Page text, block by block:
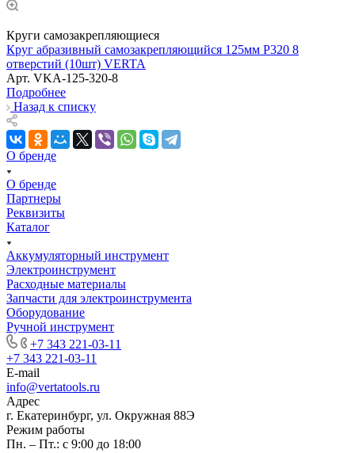
Круги самозакрепляющиеся
Круг абразивный самозакрепляющийся 125мм Р320 8
отверстий (10шт) VERTA
Арт. VKA-125-320-8
Подробнее
Назад к списку
О бренде
О бренде
Партнеры
Реквизиты
Каталог
Аккумуляторный инструмент
Электроинструмент
Расходные материалы
Запчасти для электроинструмента
Оборудование
Ручной инструмент
+7 343 221-03-11
+7 343 221-03-11
E-mail
info@vertatools.ru
Адрес
г. Екатеринбург, ул. Окружная 88Э
Режим работы
Пн. – Пт.: с 9:00 до 18:00